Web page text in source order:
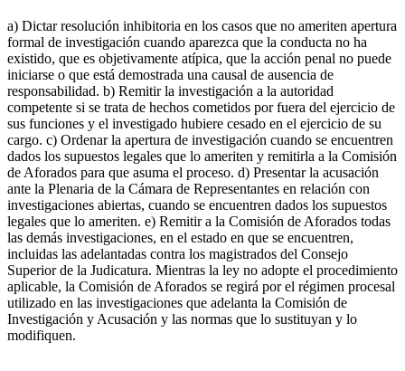
a) Dictar resolución inhibitoria en los casos que no ameriten apertura
formal de investigación cuando aparezca que la conducta no ha
existido, que es objetivamente atípica, que la acción penal no puede
iniciarse o que está demostrada una causal de ausencia de
responsabilidad. b) Remitir la investigación a la autoridad
competente si se trata de hechos cometidos por fuera del ejercicio de
sus funciones y el investigado hubiere cesado en el ejercicio de su
cargo. c) Ordenar la apertura de investigación cuando se encuentren
dados los supuestos legales que lo ameriten y remitirla a la Comisión
de Aforados para que asuma el proceso. d) Presentar la acusación
ante la Plenaria de la Cámara de Representantes en relación con
investigaciones abiertas, cuando se encuentren dados los supuestos
legales que lo ameriten. e) Remitir a la Comisión de Aforados todas
las demás investigaciones, en el estado en que se encuentren,
incluidas las adelantadas contra los magistrados del Consejo
Superior de la Judicatura. Mientras la ley no adopte el procedimiento
aplicable, la Comisión de Aforados se regirá por el régimen procesal
utilizado en las investigaciones que adelanta la Comisión de
Investigación y Acusación y las normas que lo sustituyan y lo
modifiquen.